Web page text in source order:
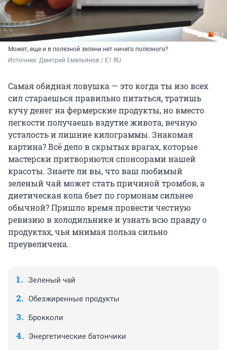
Может, еще и в полезной зелени нет ничего полезного?
Источник: Дмитрий Емельянов / E1.RU
Самая обидная ловушка — это когда ты изо всех
сил стараешься правильно питаться, тратишь
кучу денег на фермерские продукты, но вместо
легкости получаешь вздутие живота, вечную
усталость и лишние килограммы. Знакомая
картина? Всё дело в скрытых врагах, которые
мастерски притворяются спонсорами нашей
красоты. Знаете ли вы, что ваш любимый
зеленый чай может стать причиной тромбов, а
диетическая кола бьет по гормонам сильнее
обычной? Пришло время провести честную
ревизию в холодильнике и узнать всю правду о
продуктах, чья мнимая польза сильно
преувеличена.
Зеленый чай
Обезжиренные продукты
Брокколи
Энергетические батончики